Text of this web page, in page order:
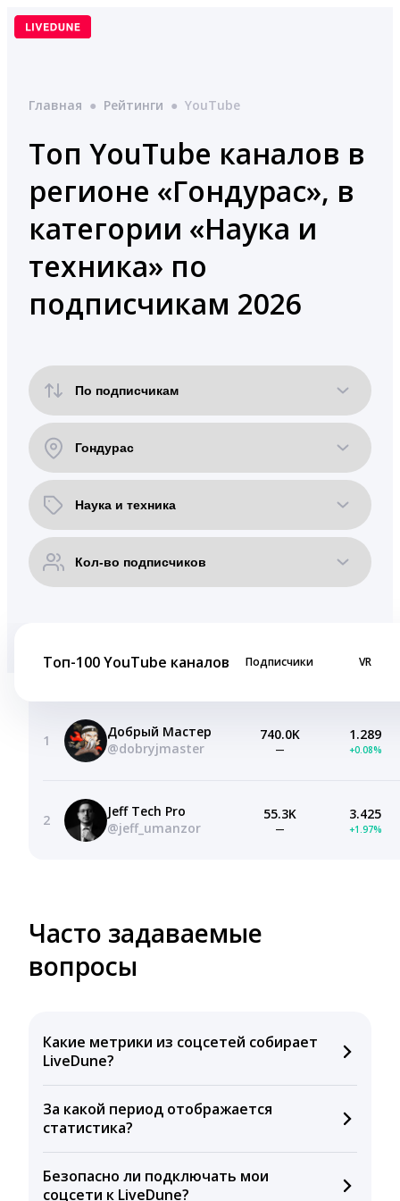
Перейти
Главная ● Рейтинги ● YouTube
Топ YouTube каналов в
регионе «Гондурас», в
категории «Наука и
техника» по
подписчикам 2026
Топ-100 YouTube каналов Подписчики VR
1
Добрый Мастер
@dobryjmaster
740.0K
—
1.289
+0.08%
2
Jeff Tech Pro
@jeff_umanzor
55.3K
—
3.425
+1.97%
Часто задаваемые
вопросы
Какие метрики из соцсетей собирает
LiveDune?
комментариев, кликов, репостов, охватов и
динамике числа подписчиков. Рекомендуем время
За какой период отображается
статистика?
своим аккаунтам за 1 год при использовании
бесплатного пробного периода или при
Безопасно ли подключать мои
соцсети к LiveDune?